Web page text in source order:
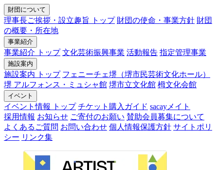
財団について
理事長ご挨拶・設立趣旨 トップ 財団の使命・事業方針 財団
の概要・所在地
事業紹介
事業紹介 トップ 文化芸術振興事業 活動報告 指定管理事業
施設案内
施設案内 トップ フェニーチェ堺（堺市民芸術文化ホール）
堺 アルフォンス・ミュシャ館 堺市立文化館 栂文化会館
イベント
イベント情報 トップ チケット購入ガイド sacayメイト
採用情報 お知らせ ご寄付のお願い 賛助会員募集について
よくあるご質問 お問い合わせ 個人情報保護方針 サイトポリ
シー リンク集